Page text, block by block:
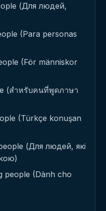
(Для людей,
(Para personas
(För människor
(สำหรับคนที่พูดภาษา
(Türkçe konuşan
(Для людей, які
people (Dành cho